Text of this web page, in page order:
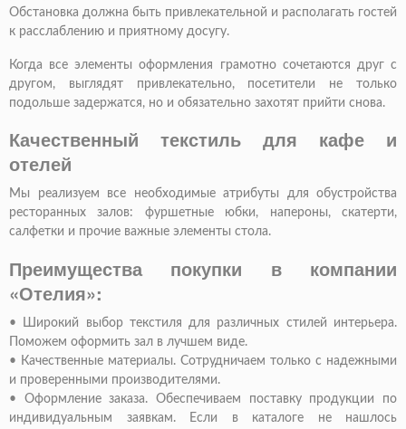
Обстановка должна быть привлекательной и располагать гостей
к расслаблению и приятному досугу.
Когда все элементы оформления грамотно сочетаются друг с
другом, выглядят привлекательно, посетители не только
подольше задержатся, но и обязательно захотят прийти снова.
Качественный текстиль для кафе и
отелей
Мы реализуем все необходимые атрибуты для обустройства
ресторанных залов: фуршетные юбки, напероны, скатерти,
салфетки и прочие важные элементы стола.
Преимущества покупки в компании
«Отелия»:
•
Широкий выбор текстиля для различных стилей интерьера.
Поможем оформить зал в лучшем виде.
• Качественные материалы. Сотрудничаем только с надежными
и проверенными производителями.
•
Оформление заказа. Обеспечиваем поставку продукции по
индивидуальным заявкам. Если в каталоге не нашлось